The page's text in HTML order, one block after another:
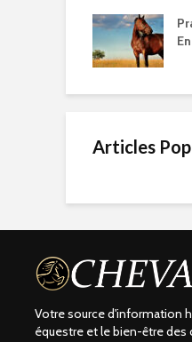
Articles
Votre source d'information
équestre et le bien-être des